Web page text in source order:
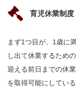
育児休業制度
まず1つ目が、1歳に
し出て休業するため
迎える前日までの休
を取得可能にしてい